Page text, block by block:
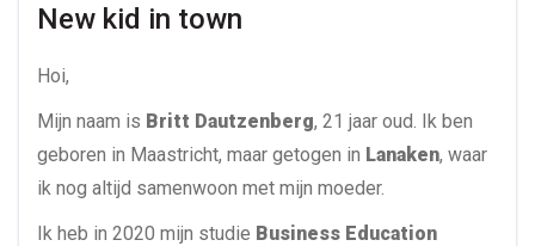
New kid in town
Hoi,
Mijn naam is Britt Dautzenberg, 21 jaar oud. Ik ben
geboren in Maastricht, maar getogen in Lanaken, waar
ik nog altijd samenwoon met mijn moeder.
Ik heb in 2020 mijn studie Business Education